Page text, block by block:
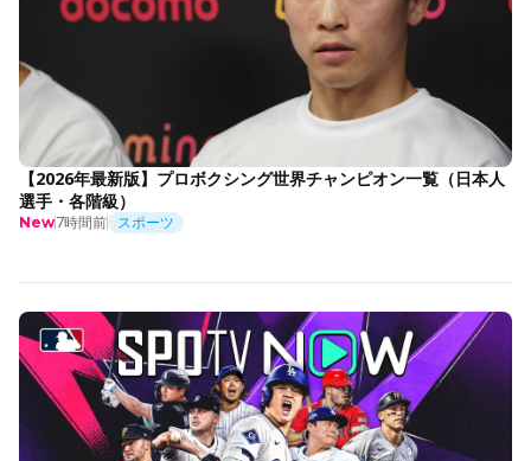
【2026年最新版】プロボクシング世界チャンピオン一覧（日本人
選手・各階級）
New7時間前 スポーツ